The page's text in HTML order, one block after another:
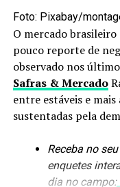
Os biocombustíveis
avançaram nesse
etanol passou de 1,6
bilhões de litros
. A
também aumentou,
bilhões.
O crescimento das
Foto: Pixabay/
O mercado brasileiro
pouco reporte de
observado nos
Safras & Mercado
entre estáveis e
sustentadas pela
Receba no
enquetes
dia no campo: